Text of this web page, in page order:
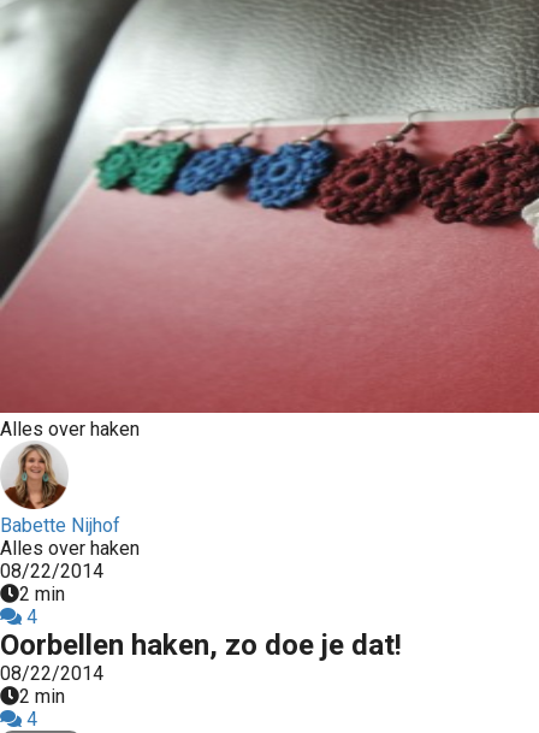
Alles over haken
Babette Nijhof
Alles over haken
08/22/2014
2 min
4
Oorbellen haken, zo doe je dat!
08/22/2014
2 min
4